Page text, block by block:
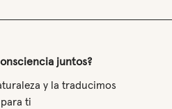
juntos?
y la traducimos
para ti